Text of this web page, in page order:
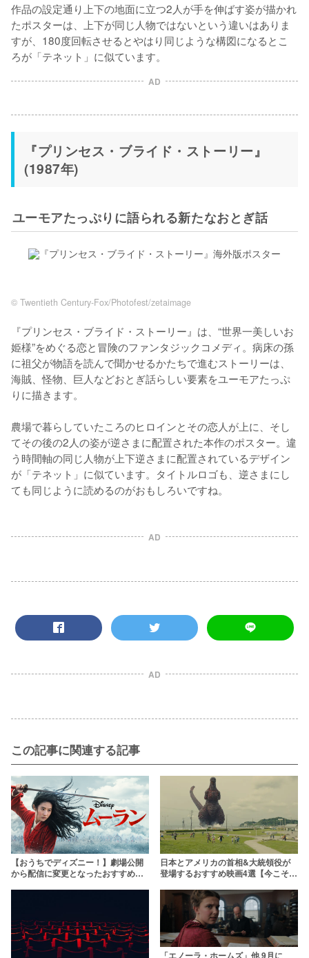
作品の設定通り上下の地面に立つ2人が手を伸ばす姿が描かれ
たポスターは、上下が同じ人物ではないという違いはありま
すが、180度回転させるとやはり同じような構図になるとこ
ろが「テネット」に似ています。
AD
『プリンセス・ブライド・ストーリー』
(1987年)
ユーモアたっぷりに語られる新たなおとぎ話
©︎ Twentieth Century-Fox/Photofest/zetaimage
『プリンセス・ブライド・ストーリー』は、“世界一美しいお
姫様”をめぐる恋と冒険のファンタジックコメディ。病床の孫
に祖父が物語を読んで聞かせるかたちで進むストーリーは、
海賊、怪物、巨人などおとぎ話らしい要素をユーモアたっぷ
りに描きます。
農場で暮らしていたころのヒロインとその恋人が上に、そし
てその後の2人の姿が逆さまに配置された本作のポスター。違
う時間軸の同じ人物が上下逆さまに配置されているデザイン
が「テネット」に似ています。タイトルロゴも、逆さまにし
ても同じように読めるのがおもしろいですね。
AD
AD
この記事に関連する記事
【おうちでディズニー！】劇場公開
から配信に変更となったおすすめデ
日本とアメリカの首相&大統領役が
登場するおすすめ映画4選【今こそ観